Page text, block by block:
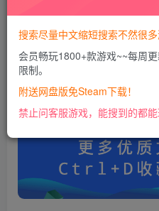
您当前未登录
账号密码错误或需要验证
使用教程：
https://docs.qq.com/
搜索尽量中文缩短搜索不然很
会员畅玩1800+款游戏~~每周
限制。
附送网盘版免Steam下载！
禁止问客服游戏，能搜到的都能